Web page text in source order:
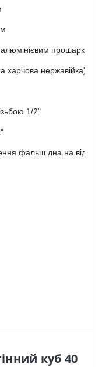
прошарком
харчова нержавійка)
1/2"
фальш дна на
куб 40